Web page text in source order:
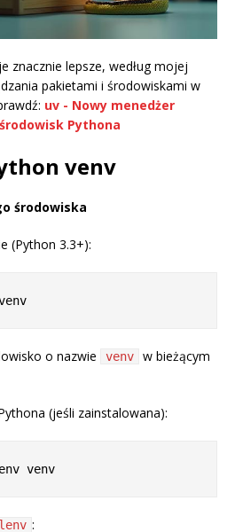
znacznie lepsze, według mojej
pakietami i środowiskami w
uv - Nowy menedżer
Pythona
venv
środowiska
(Python 3.3+):
o nazwie venv
w bieżącym
(jeśli zainstalowana):
: